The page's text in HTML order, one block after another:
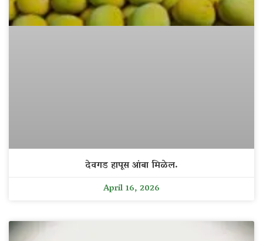
देवगड हापूस आंबा मिळेल.
April 16, 2026